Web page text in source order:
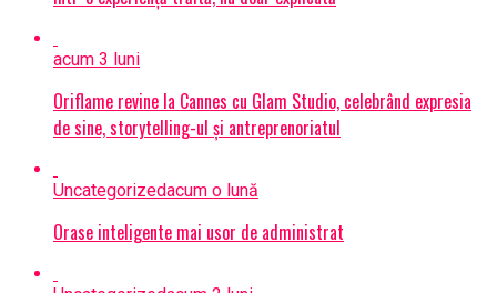
acum 3 luni
Oriflame revine la Cannes cu Glam Studio, celebrând expresia
de sine, storytelling-ul și antreprenoriatul
Uncategorizedacum o lună
Orase inteligente mai usor de administrat